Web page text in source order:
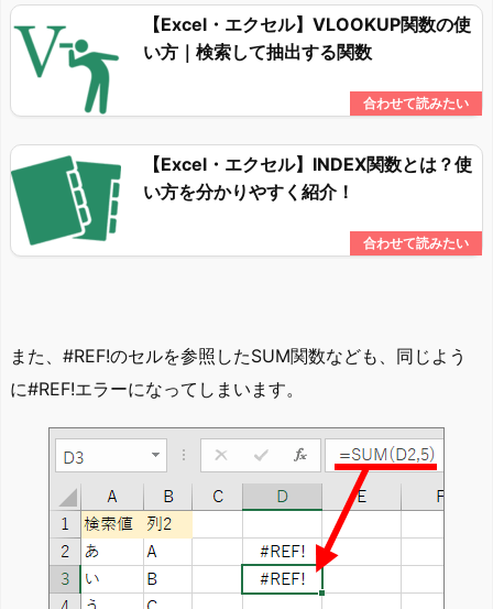
【Excel・エクセル】VLOOKUP関数の使
い方｜検索して抽出する関数
【Excel・エクセル】INDEX関数とは？使
い方を分かりやすく紹介！
また、#REF!のセルを参照したSUM関数なども、同じよう
に#REF!エラーになってしまいます。